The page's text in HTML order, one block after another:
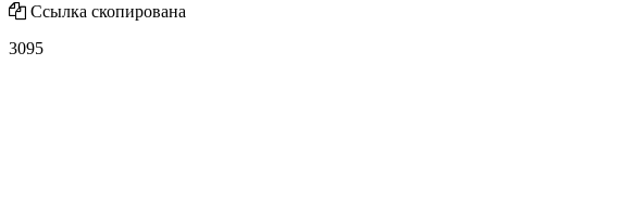
Ссылка скопирована
3095